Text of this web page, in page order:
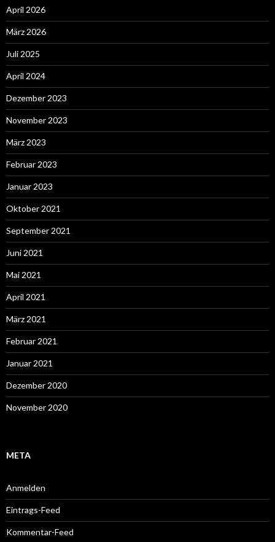
April 2026
März 2026
Juli 2025
April 2024
Dezember 2023
November 2023
März 2023
Februar 2023
Januar 2023
Oktober 2021
September 2021
Juni 2021
Mai 2021
April 2021
März 2021
Februar 2021
Januar 2021
Dezember 2020
November 2020
META
Anmelden
Eintrags-Feed
Kommentar-Feed